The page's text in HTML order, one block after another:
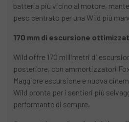
batteria più vicino al motore,
peso centrato per una Wild più
170 mm di escursione
Wild offre 170 millimetri di
posteriore, con ammortizzatori
Maggiore escursione e nuova
Wild pronta per i sentieri più
performante di sempre.